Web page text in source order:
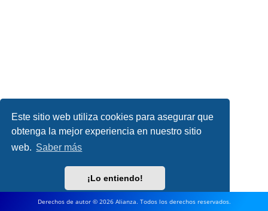
Este sitio web utiliza cookies para asegurar que
obtenga la mejor experiencia en nuestro sitio
web. Saber más
¡Lo entiendo!
Derechos de autor © 2026 Alianza. Todos los derechos reservados.